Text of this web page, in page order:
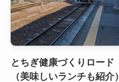
とちぎ健康づくりロード
（美味しいランチも紹介）